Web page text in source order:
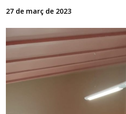
27 de març de 2023